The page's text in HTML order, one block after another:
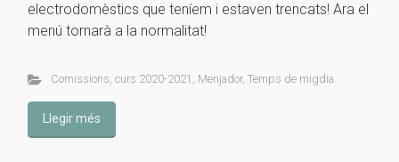
electrodomèstics que teníem i estaven trencats! Ara el
menú tornarà a la normalitat!
Comissions, curs 2020-2021 , Menjador, Temps de migdia
Llegir més